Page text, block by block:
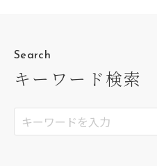
Search
キーワード検索